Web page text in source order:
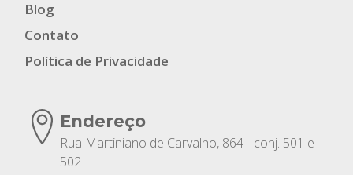
Blog
Contato
Política de Privacidade
Endereço
Rua Martiniano de Carvalho, 864 - conj. 501 e
502